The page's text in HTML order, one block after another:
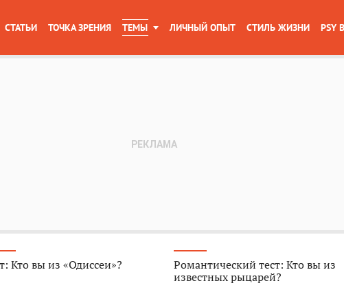
СТАТЬИ ТОЧКА ЗРЕНИЯ ТЕМЫ ЛИЧНЫЙ ОПЫТ СТИЛЬ ЖИЗНИ PSY
Кто вы из «Одиссеи»?
Романтический тест: Кто вы из
известных рыцарей?